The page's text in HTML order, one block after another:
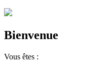
Bienvenue
Vous êtes :